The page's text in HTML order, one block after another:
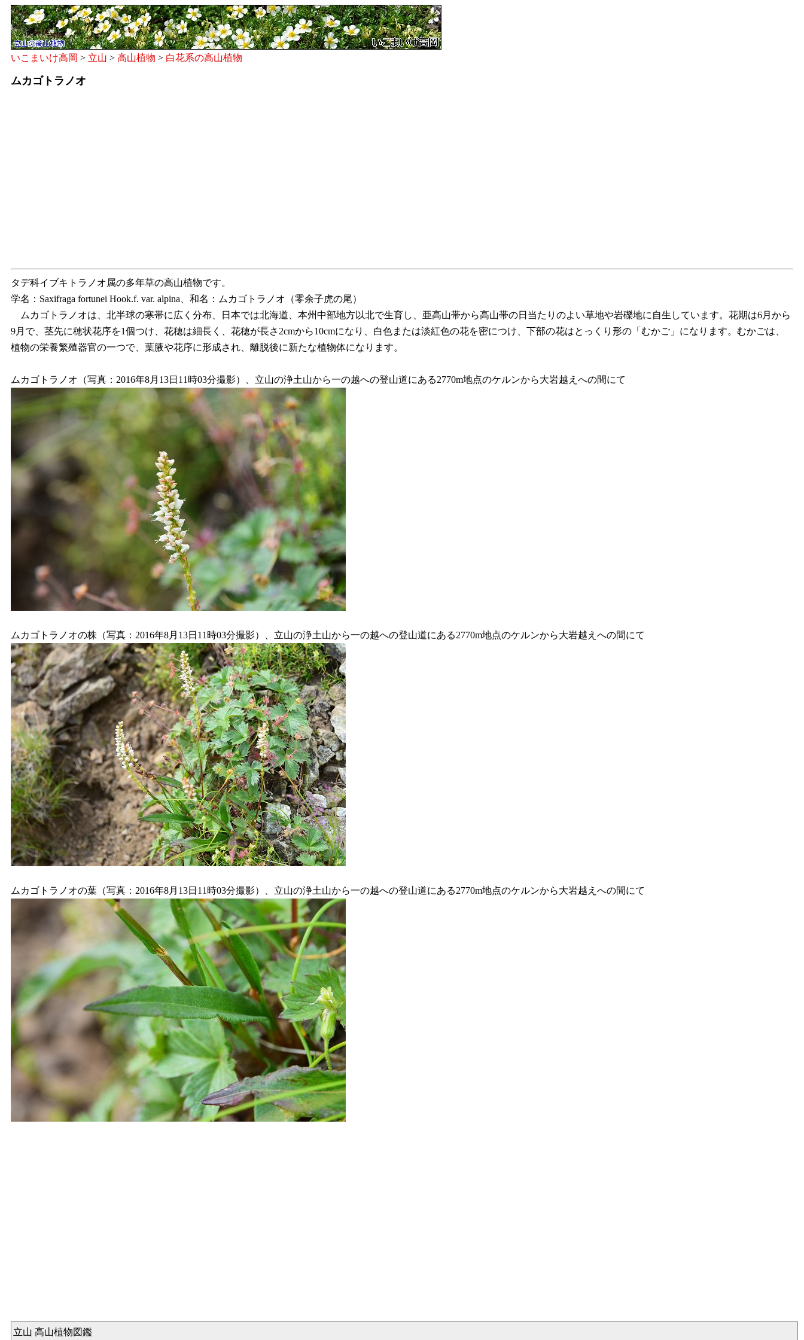
いこまいけ高岡 > 立山 > 高山植物 > 白花系の高山植物
ムカゴトラノオ
タデ科イブキトラノオ属の多年草の高山植物です。
学名：Saxifraga fortunei Hook.f. var. alpina、和名：ムカゴトラノオ（零余子虎の尾）
ムカゴトラノオは、北半球の寒帯に広く分布、日本では北海道、本州中部地方以北で生育し、亜高山帯から高山帯の日当たりのよい草地や岩礫地に自生しています。花期は6月から
9月で、茎先に穂状花序を1個つけ、花穂は細長く、花穂が長さ2cmから10cmになり、白色または淡紅色の花を密につけ、下部の花はとっくり形の「むかご」になります。むかごは、
植物の栄養繁殖器官の一つで、葉腋や花序に形成され、離脱後に新たな植物体になります。
ムカゴトラノオ（写真：2016年8月13日11時03分撮影）、立山の浄土山から一の越への登山道にある2770m地点のケルンから大岩越えへの間にて
ムカゴトラノオの株（写真：2016年8月13日11時03分撮影）、立山の浄土山から一の越への登山道にある2770m地点のケルンから大岩越えへの間にて
ムカゴトラノオの葉（写真：2016年8月13日11時03分撮影）、立山の浄土山から一の越への登山道にある2770m地点のケルンから大岩越えへの間にて
立山 高山植物図鑑